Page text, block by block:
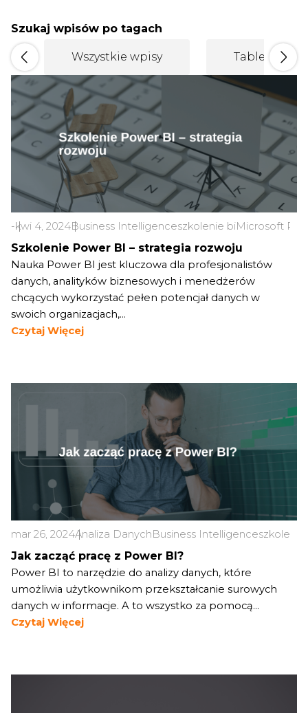
Szukaj wpisów po tagach
Wszystkie wpisy Tableau
-kwi 4, 2024Business Intelligenceszkolenie biMicrosoft
Szkolenie Power BI – strategia rozwoju
Nauka Power BI jest kluczowa dla profesjonalistów
danych, analityków biznesowych i menedżerów
chcących wykorzystać pełen potencjał danych w
swoich organizacjach,...
Czytaj Więcej
mar 26, 2024Analiza DanychBusiness Intelligenceszkolenie
Jak zacząć pracę z Power BI?
Power BI to narzędzie do analizy danych, które
umożliwia użytkownikom przekształcanie surowych
danych w informacje. A to wszystko za pomocą...
Czytaj Więcej